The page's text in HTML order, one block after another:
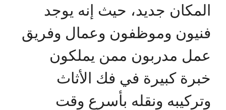
المكان جديد، حيث إنه يوجد
فنيون وموظفون وعمال وفريق
عمل مدربون ممن يملكون
خبرة كبيرة في فك الأثاث
وتركيبه ونقله بأسرع وقت